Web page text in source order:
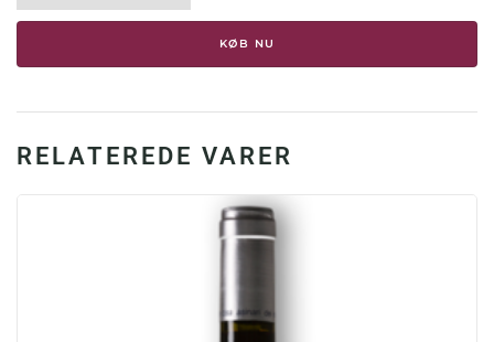
Langhe
Rosso,
2010,
antal
KØB NU
RELATEREDE VARER